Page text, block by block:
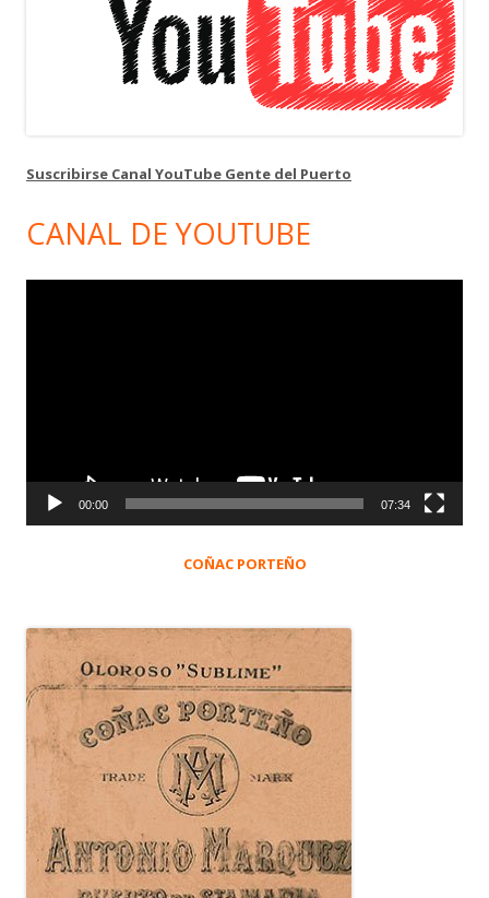
Suscribirse Canal YouTube Gente del Puerto
CANAL DE YOUTUBE
00:00 07:34
COÑAC PORTEÑO